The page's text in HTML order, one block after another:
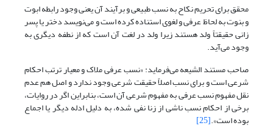
محقق برای تحریم نکاح به نسب طبیعی و برآیند آن یعنی وجود رابطه ابوت
و بنوت به لحاظ عرفی و لغوی استناده کرده است و می‌نویسد دختر یا پسر
زانی حقیقتاً ولد هستند زیرا ولد در لغت آن است که از نطفه دیگری به
وجود می‌آید.
صاحب مستند الشیعه می‌فرماید: «نسب عرفی ملاک و معیار ترتب احکام
شرعی است و برای نسب اصلاً حقیقت شرعی وجود ندارد و اصل هم عدم
نقل مفهوم نسب عرفی به مفهوم شرعی آن است، بنابراین اگر در روایات،
برخی از احکام نسب ناشی از زنا نفی شده، به دلیل ادله دیگر یا اجماع
بوده است».[25]